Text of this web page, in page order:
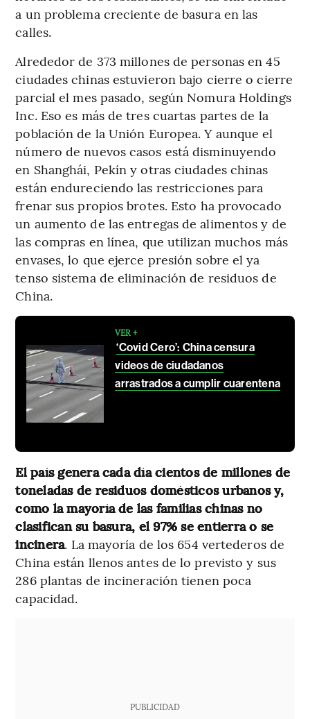
a un problema creciente de basura en las
calles.
Alrededor de 373 millones de personas en 45
ciudades chinas estuvieron bajo cierre o cierre
parcial el mes pasado, según Nomura Holdings
Inc. Eso es más de tres cuartas partes de la
población de la Unión Europea. Y aunque el
número de nuevos casos está disminuyendo
en Shanghái, Pekín y otras ciudades chinas
están endureciendo las restricciones para
frenar sus propios brotes. Esto ha provocado
un aumento de las entregas de alimentos y de
las compras en línea, que utilizan muchos más
envases, lo que ejerce presión sobre el ya
tenso sistema de eliminación de residuos de
China.
VER +
‘Covid Cero’: China censura
videos de ciudadanos
arrastrados a cumplir cuarentena
El país genera cada día cientos de millones de
toneladas de residuos domésticos urbanos y,
como la mayoría de las familias chinas no
clasifican su basura, el 97% se entierra o se
incinera. La mayoría de los 654 vertederos de
China están llenos antes de lo previsto y sus
286 plantas de incineración tienen poca
capacidad.
PUBLICIDAD